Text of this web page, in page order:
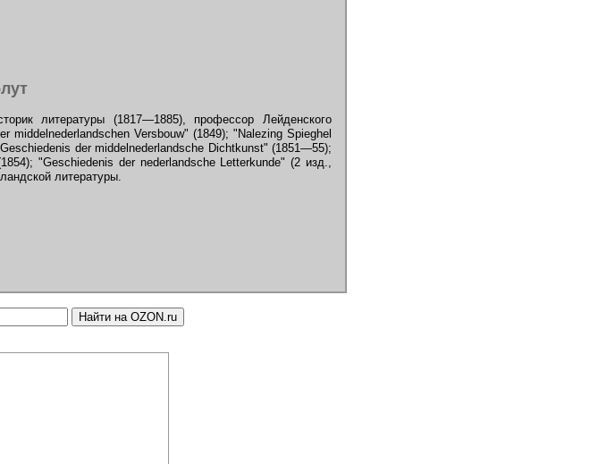
литературы (1817—1885), профессор Лейденского
middelnederlandschen Versbouw" (1849); "Nalezing Spieghel
der middelnederlandsche Dichtkunst" (1851—55);
"Geschiedenis der nederlandsche Letterkunde" (2 изд.,
литературы.